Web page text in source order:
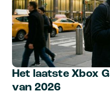
Het laatste Xbox
van 2026